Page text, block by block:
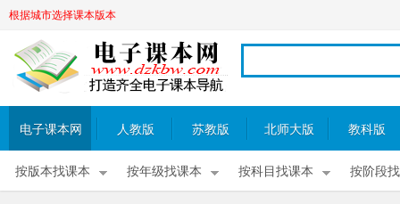
根据城市选择课本版本
电子课本网 人教版 苏教版 北师大版 教科版
按版本找课本 按年级找课本 按科目找课本 按阶段